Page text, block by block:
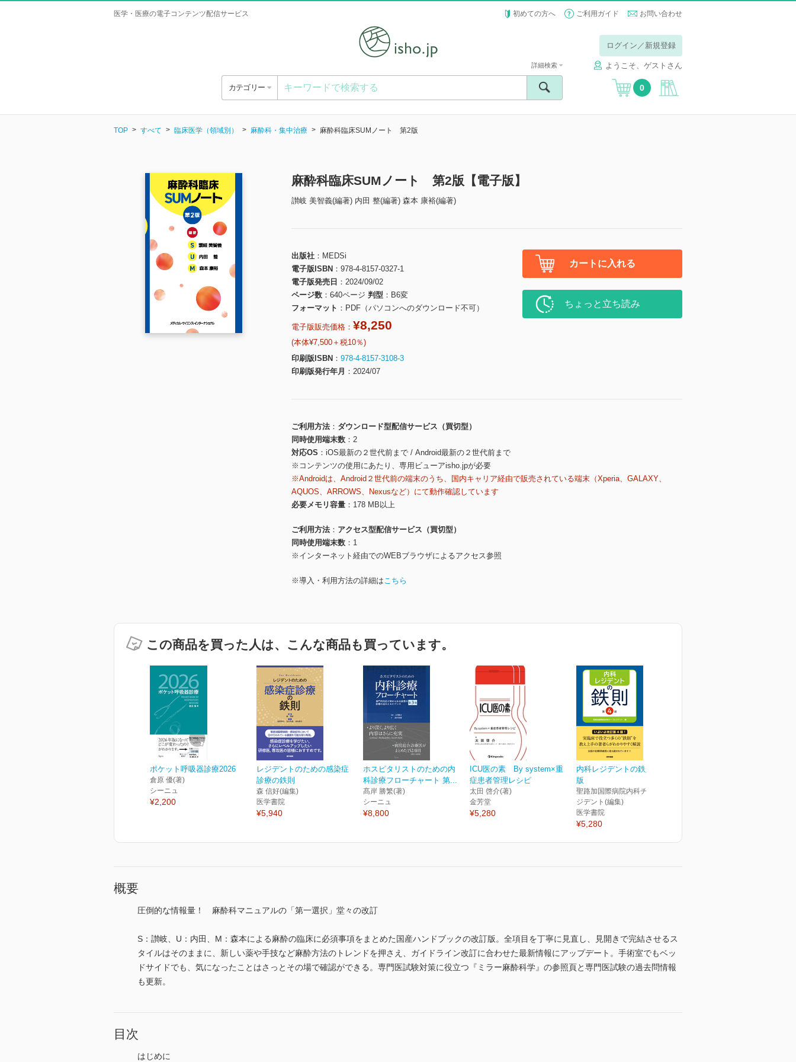
医学・医療の電子コンテンツ配信サービス 初めての方へ ご利用ガイド お問い合わせ
ログイン／新規登録
ようこそ、ゲストさん
カテゴリー
詳細検索
0
TOP すべて 臨床医学（領域別） 麻酔科・集中治療 麻酔科臨床SUMノート 第2版
麻酔科臨床SUMノート 第2版【電子版】
讃岐 美智義(編著) 内田 整(編著) 森本 康裕(編著)
出版社
MEDSi
電子版ISBN
978-4-8157-0327-1
電子版発売日
2024/09/02
ページ数
640ページ 判型
B6変
フォーマット
PDF（パソコンへのダウンロード不可）
電子版販売価格： ¥8,250
(本体¥7,500＋税10％)
印刷版ISBN
978-4-8157-3108-3
印刷版発行年月
2024/07
カートに入れる
ちょっと立ち読み
ご利用方法
ダウンロード型配信サービス（買切型）
同時使用端末数
2
対応OS
iOS最新の２世代前まで / Android最新の２世代前まで
※コンテンツの使用にあたり、専用ビューアisho.jpが必要
※Androidは、Android２世代前の端末のうち、国内キャリア経由で販売されている端末（Xperia、GALAXY、
AQUOS、ARROWS、Nexusなど）にて動作確認しています
必要メモリ容量
178 MB以上
ご利用方法
アクセス型配信サービス（買切型）
同時使用端末数
1
※インターネット経由でのWEBブラウザによるアクセス参照
※導入・利用方法の詳細はこちら
この商品を買った人は、こんな商品も買っています。
ポケット呼吸器診療2026
倉原 優(著)
シーニュ
¥2,200
レジデントのための感染症
診療の鉄則
森 信好(編集)
医学書院
¥5,940
ホスピタリストのための内
科診療フローチャート 第...
髙岸 勝繁(著)
シーニュ
¥8,800
ICU医の素 By system×重
症患者管理レシピ
太田 啓介(著)
金芳堂
¥5,280
内科レジデントの鉄則 第4
版
聖路加国際病院内科チーフレ
ジデント(編集)
医学書院
¥5,280
概要
圧倒的な情報量！ 麻酔科マニュアルの「第一選択」堂々の改訂
S：讃岐、U：内田、M：森本による麻酔の臨床に必須事項をまとめた国産ハンドブックの改訂版。全項目を丁寧に見直し、見開きで完結させるス
タイルはそのままに、新しい薬や手技など麻酔方法のトレンドを押さえ、ガイドライン改訂に合わせた最新情報にアップデート。手術室でもベッ
ドサイドでも、気になったことはさっとその場で確認ができる。専門医試験対策に役立つ『ミラー麻酔科学』の参照頁と専門医試験の過去問情報
も更新。
目次
はじめに